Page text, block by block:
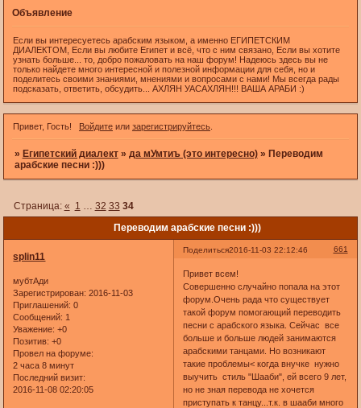
Объявление
Если вы интересуетесь арабским языком, а именно ЕГИПЕТСКИМ
ДИАЛЕКТОМ, Если вы любите Египет и всё, что с ним связано, Если вы хотите
узнать больше... то, добро пожаловать на наш форум! Надеюсь здесь вы не
только найдете много интересной и полезной информации для себя, но и
поделитесь своими знаниями, мнениями и вопросами с нами! Мы всегда рады
подсказать, ответить, обсудить... АХЛЯН УАСАХЛЯН!!! ВАША АРАБИ :)
Привет, Гость! Войдитеили зарегистрируйтесь.
» Египетский диалект » да мУмтиъ (это интересно) » Переводим
арабские песни :)))
Переводим арабские песни :)))
Страница: « 1 32 33 34
Поделиться 661
2016-11-03 22:12:46
splin11
мубтАди
Зарегистрирован: 2016-11-03
Приглашений: 0
Сообщений: 1
Уважение: +0
Позитив: +0
Провел на форуме:
2 часа 8 минут
Последний визит:
2016-11-08 02:20:05
Привет всем!
Совершенно случайно попала на этот
форум.Очень рада что существует
такой форум помогающий переводить
песни с арабского языка. Сейчас все
больше и больше людей занимаются
арабскими танцами. Но возникают
такие проблемы< когда внучке нужно
выучить стиль "Шааби", ей всего 9 лет,
но не зная перевода не хочется
приступать к танцу...т.к. в шааби много